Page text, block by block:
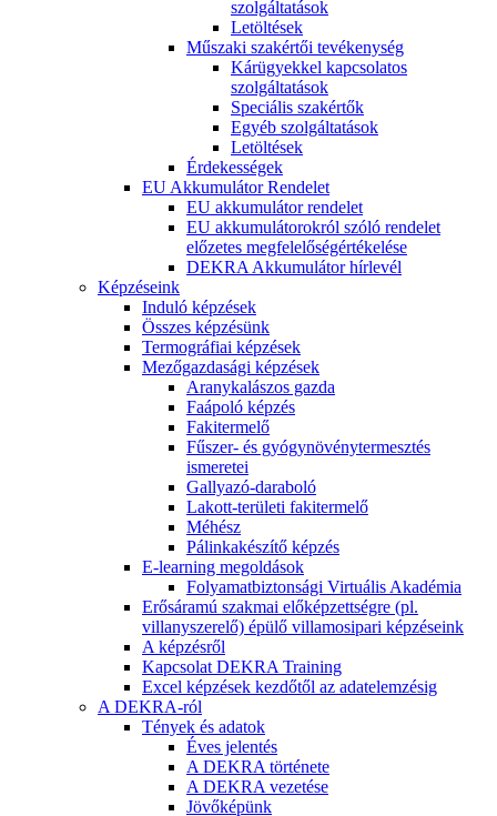
szolgáltatások
Letöltések
Műszaki szakértői tevékenység
Kárügyekkel kapcsolatos
szolgáltatások
Speciális szakértők
Egyéb szolgáltatások
Letöltések
Érdekességek
EU Akkumulátor Rendelet
EU akkumulátor rendelet
EU akkumulátorokról szóló rendelet
előzetes megfelelőségértékelése
DEKRA Akkumulátor hírlevél
Képzéseink
Induló képzések
Összes képzésünk
Termográfiai képzések
Mezőgazdasági képzések
Aranykalászos gazda
Faápoló képzés
Fakitermelő
Fűszer- és gyógynövénytermesztés
ismeretei
Gallyazó-daraboló
Lakott-területi fakitermelő
Méhész
Pálinkakészítő képzés
E-learning megoldások
Folyamatbiztonsági Virtuális Akadémia
Erősáramú szakmai előképzettségre (pl.
villanyszerelő) épülő villamosipari képzéseink
A képzésről
Kapcsolat DEKRA Training
Excel képzések kezdőtől az adatelemzésig
A DEKRA-ról
Tények és adatok
Éves jelentés
A DEKRA története
A DEKRA vezetése
Jövőképünk